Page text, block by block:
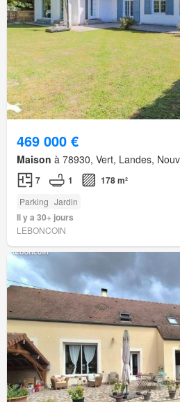
469 000 €
Maison à 78930, Vert, Landes,
7 1 178 m²
Parking Jardin
Il y a 30+ jours
LEBONCOIN